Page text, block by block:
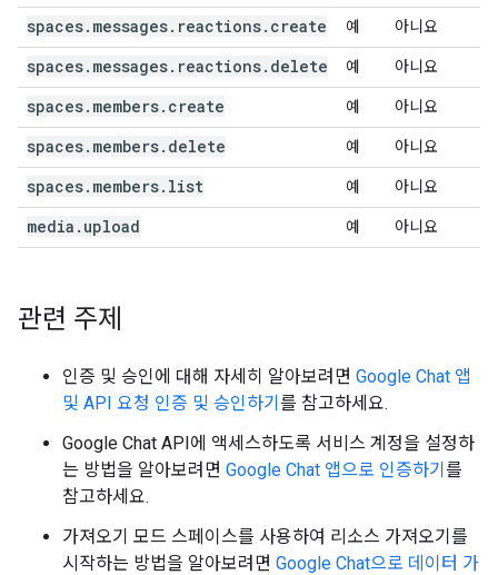
spaces.messages.reactions.create 예 아니요
spaces.messages.reactions.delete 예 아니요
spaces.members.create 예 아니요
spaces.members.delete 예 아니요
spaces.members.list 예 아니요
media.upload 예 아니요
관련 주제
인증 및 승인에 대해 자세히 알아보려면 Google Chat 앱
및 API 요청 인증 및 승인하기 를 참고하세요.
Google Chat API에 액세스하도록 서비스 계정을 설정하
는 방법을 알아보려면 Google Chat 앱으로 인증하기 를
참고하세요.
가져오기 모드 스페이스를 사용하여 리소스 가져오기를
시작하는 방법을 알아보려면 Google Chat으로 데이터 가